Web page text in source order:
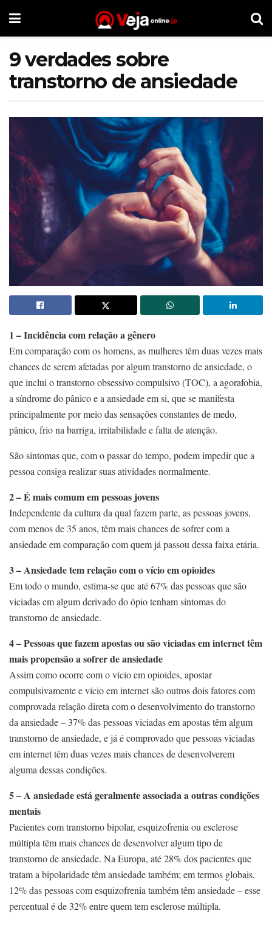
9 verdades sobre
transtorno de ansiedade
1 – Incidência com relação a gênero
Em comparação com os homens, as mulheres têm duas vezes mais
chances de serem afetadas por algum transtorno de ansiedade, o
que inclui o transtorno obsessivo compulsivo (TOC), a agorafobia,
a síndrome do pânico e a ansiedade em si, que se manifesta
principalmente por meio das sensações constantes de medo,
pânico, frio na barriga, irritabilidade e falta de atenção.
São sintomas que, com o passar do tempo, podem impedir que a
pessoa consiga realizar suas atividades normalmente.
2 – É mais comum em pessoas jovens
Independente da cultura da qual fazem parte, as pessoas jovens,
com menos de 35 anos, têm mais chances de sofrer com a
ansiedade em comparação com quem já passou dessa faixa etária.
3 – Ansiedade tem relação com o vício em opioides
Em todo o mundo, estima-se que até 67% das pessoas que são
viciadas em algum derivado do ópio tenham sintomas do
transtorno de ansiedade.
4 – Pessoas que fazem apostas ou são viciadas em internet têm
mais propensão a sofrer de ansiedade
Assim como ocorre com o vício em opioides, apostar
compulsivamente e vício em internet são outros dois fatores com
comprovada relação direta com o desenvolvimento do transtorno
da ansiedade – 37% das pessoas viciadas em apostas têm algum
transtorno de ansiedade, e já é comprovado que pessoas viciadas
em internet têm duas vezes mais chances de desenvolverem
alguma dessas condições.
5 – A ansiedade está geralmente associada a outras condições
mentais
Pacientes com transtorno bipolar, esquizofrenia ou esclerose
múltipla têm mais chances de desenvolver algum tipo de
transtorno de ansiedade. Na Europa, até 28% dos pacientes que
tratam a bipolaridade têm ansiedade também; em termos globais,
12% das pessoas com esquizofrenia também têm ansiedade – esse
percentual é de 32% entre quem tem esclerose múltipla.